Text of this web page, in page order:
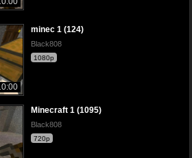
minec 1 (124)
Black808
1080p
Minecraft 1 (1095)
Black808
720p